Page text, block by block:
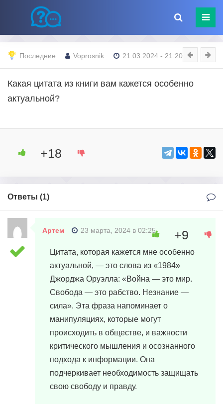
Последние Voprosnik 21.03.2024 - 21:20
Какая цитата из книги вам кажется особенно
актуальной?
+18
Ответы (1)
Артем 23 марта, 2024 в 02:25
Цитата, которая кажется мне особенно
актуальной, — это слова из «1984»
Джорджа Оруэлла: «Война — это мир.
Свобода — это рабство. Незнание —
сила». Эта фраза напоминает о
манипуляциях, которые могут
происходить в обществе, и важности
критического мышления и осознанного
подхода к информации. Она
подчеркивает необходимость защищать
свою свободу и правду.
+9